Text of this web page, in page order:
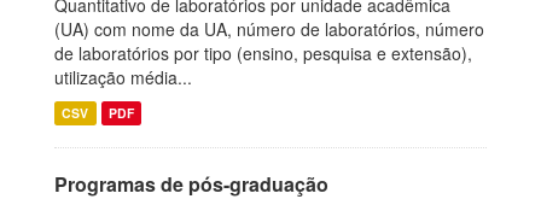
Quantitativo de laboratórios por unidade acadêmica
(UA) com nome da UA, número de laboratórios, número
de laboratórios por tipo (ensino, pesquisa e extensão),
utilização média...
CSV PDF
Programas de pós-graduação